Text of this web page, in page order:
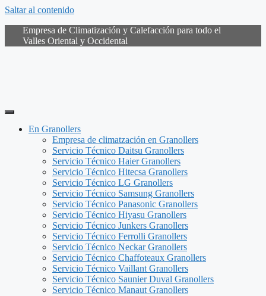
Saltar al contenido
Empresa de Climatización y Calefacción para todo el
Valles Oriental y Occidental
En Granollers
Empresa de climatzación en Granollers
Servicio Técnico Daitsu Granollers
Servicio Técnico Haier Granollers
Servicio Técnico Hitecsa Granollers
Servicio Técnico LG Granollers
Servicio Técnico Samsung Granollers
Servicio Técnico Panasonic Granollers
Servicio Técnico Hiyasu Granollers
Servicio Técnico Junkers Granollers
Servicio Técnico Ferrolli Granollers
Servicio Técnico Neckar Granollers
Servicio Técnico Chaffoteaux Granollers
Servicio Técnico Vaillant Granollers
Servicio Técnico Saunier Duval Granollers
Servicio Técnico Manaut Granollers